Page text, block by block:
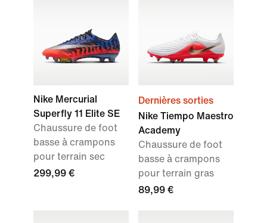
Nike Mercurial
Superfly 11 Elite SE
Chaussure de foot
basse à crampons
pour terrain sec
299,99 €
Dernières sorties
Nike Tiempo Maestro
Academy
Chaussure de foot
basse à crampons
pour terrain gras
89,99 €